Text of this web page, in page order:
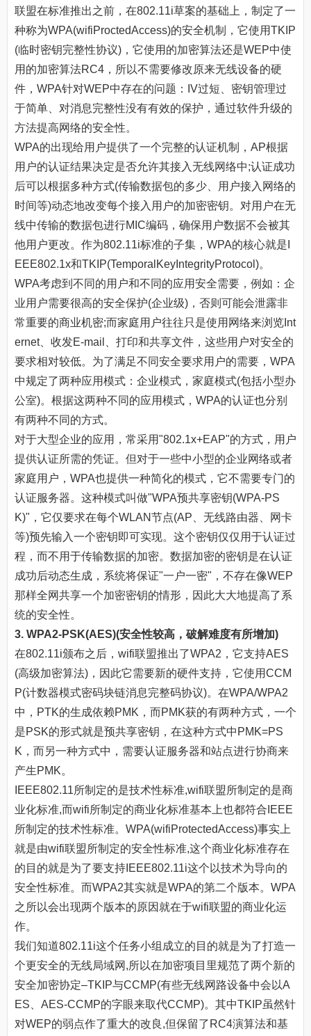
联盟在标准推出之前，在802.11i草案的基础上，制定了一
种称为WPA(wifiProctedAccess)的安全机制，它使用TKIP
(临时密钥完整性协议)，它使用的加密算法还是WEP中使
用的加密算法RC4，所以不需要修改原来无线设备的硬
件，WPA针对WEP中存在的问题：IV过短、密钥管理过
于简单、对消息完整性没有有效的保护，通过软件升级的
方法提高网络的安全性。
WPA的出现给用户提供了一个完整的认证机制，AP根据
用户的认证结果决定是否允许其接入无线网络中;认证成功
后可以根据多种方式(传输数据包的多少、用户接入网络的
时间等)动态地改变每个接入用户的加密密钥。对用户在无
线中传输的数据包进行MIC编码，确保用户数据不会被其
他用户更改。作为802.11i标准的子集，WPA的核心就是I
EEE802.1x和TKIP(TemporalKeyIntegrityProtocol)。
WPA考虑到不同的用户和不同的应用安全需要，例如：企
业用户需要很高的安全保护(企业级)，否则可能会泄露非
常重要的商业机密;而家庭用户往往只是使用网络来浏览Int
ernet、收发E-mail、打印和共享文件，这些用户对安全的
要求相对较低。为了满足不同安全要求用户的需要，WPA
中规定了两种应用模式：企业模式，家庭模式(包括小型办
公室)。根据这两种不同的应用模式，WPA的认证也分别
有两种不同的方式。
对于大型企业的应用，常采用"802.1x+EAP"的方式，用户
提供认证所需的凭证。但对于一些中小型的企业网络或者
家庭用户，WPA也提供一种简化的模式，它不需要专门的
认证服务器。这种模式叫做"WPA预共享密钥(WPA-PS
K)"，它仅要求在每个WLAN节点(AP、无线路由器、网卡
等)预先输入一个密钥即可实现。这个密钥仅仅用于认证过
程，而不用于传输数据的加密。数据加密的密钥是在认证
成功后动态生成，系统将保证"一户一密"，不存在像WEP
那样全网共享一个加密密钥的情形，因此大大地提高了系
统的安全性。
3. WPA2-PSK(AES)(安全性较高，破解难度有所增加)
在802.11i颁布之后，wifi联盟推出了WPA2，它支持AES
(高级加密算法)，因此它需要新的硬件支持，它使用CCM
P(计数器模式密码块链消息完整码协议)。在WPA/WPA2
中，PTK的生成依赖PMK，而PMK获的有两种方式，一个
是PSK的形式就是预共享密钥，在这种方式中PMK=PS
K，而另一种方式中，需要认证服务器和站点进行协商来
产生PMK。
IEEE802.11所制定的是技术性标准,wifi联盟所制定的是商
业化标准,而wifi所制定的商业化标准基本上也都符合IEEE
所制定的技术性标准。WPA(wifiProtectedAccess)事实上
就是由wifi联盟所制定的安全性标准,这个商业化标准存在
的目的就是为了要支持IEEE802.11i这个以技术为导向的
安全性标准。而WPA2其实就是WPA的第二个版本。WPA
之所以会出现两个版本的原因就在于wifi联盟的商业化运
作。
我们知道802.11i这个任务小组成立的目的就是为了打造一
个更安全的无线局域网,所以在加密项目里规范了两个新的
安全加密协定–TKIP与CCMP(有些无线网路设备中会以A
ES、AES-CCMP的字眼来取代CCMP)。其中TKIP虽然针
对WEP的弱点作了重大的改良,但保留了RC4演算法和基